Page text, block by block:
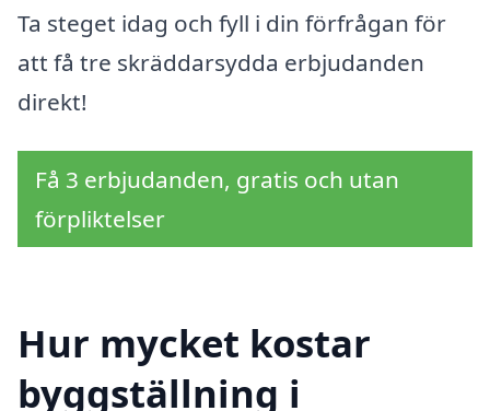
Ta steget idag och fyll i din förfrågan för
att få tre skräddarsydda erbjudanden
direkt!
Få 3 erbjudanden, gratis och utan
förpliktelser
Hur mycket kostar
byggställning i